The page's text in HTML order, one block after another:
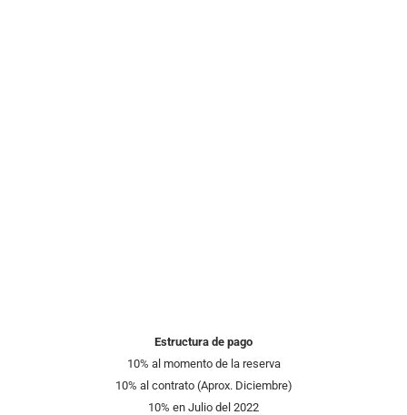
Estructura de pago
10% al momento de la reserva
10% al contrato (Aprox. Diciembre)
10% en Julio del 2022